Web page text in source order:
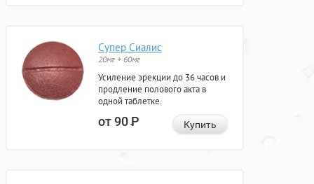
Супер Сиалис
20мг + 60мг
Усиление эрекции до 36 часов и
продление полового акта в
одной таблетке.
от 90Р Купить